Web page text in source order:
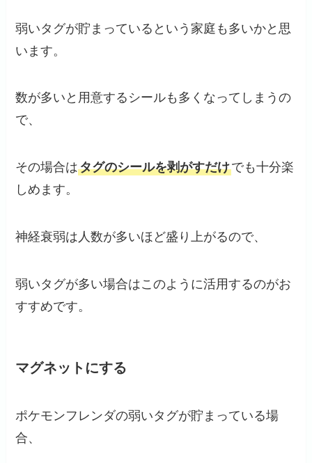
弱いタグが貯まっているという家庭も多いかと思
います。
数が多いと用意するシールも多くなってしまうの
で、
その場合はタグのシールを剥がすだけでも十分楽
しめます。
神経衰弱は人数が多いほど盛り上がるので、
弱いタグが多い場合はこのように活用するのがお
すすめです。
マグネットにする
ポケモンフレンダの弱いタグが貯まっている場
合、